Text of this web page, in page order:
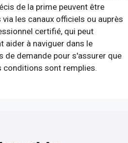
de la prime peuvent être
les canaux officiels ou auprès
certifié, qui peut
aider à naviguer dans le
de demande pour s'assurer que
conditions sont remplies.